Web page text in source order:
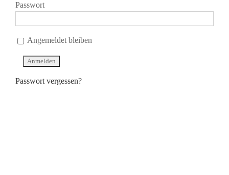
Passwort
Angemeldet bleiben
Passwort vergessen?